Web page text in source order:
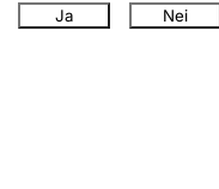
Ja Nei